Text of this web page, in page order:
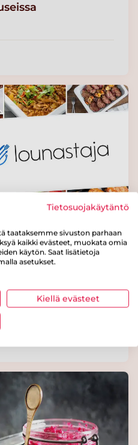
nyt myös
Tietosuojakäytäntö
taataksemme sivuston parhaan
kaikki evästeet, muokata omia
käytön. Saat lisätietoja
asetukset.
Kiellä evästeet